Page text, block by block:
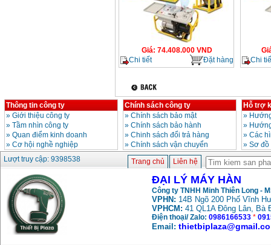
Giá: 74.408.000 VND
Chi tiết
Đặt hàng
Chi
Thông tin công ty
» Giới thiệu công ty
» Tầm nhìn công ty
» Quan điểm kinh doanh
» Cơ hội nghề nghiệp
Chính sách công ty
» Chính sách bảo mật
» Chính sách bảo hành
» Chinh sách đổi trả hàng
» Chính sách vận chuyển
Hỗ trợ
»
»
» Các
» Sơ
Lượt truy cập: 9398538
Trang chủ Liên hệ
ĐẠI LÝ MÁY HÀN
Công ty TNHH Minh Thiên Long -
VPHN: 14B Ngõ 200 Phố Vĩnh
VPHCM: 41 QL1A Đông Lân, Bà
Điện thoại/ Zalo: 0986166533 *
Email: